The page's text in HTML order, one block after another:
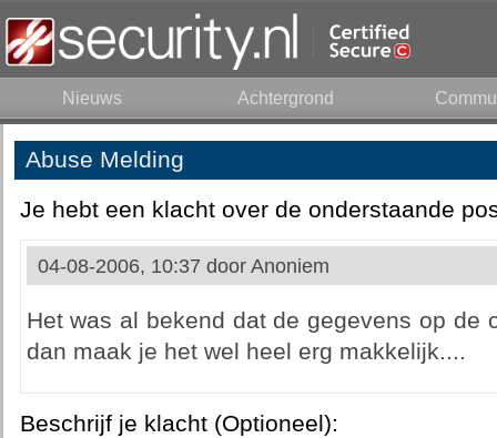
Nieuws Achtergrond
Abuse Melding
Je hebt een klacht over de onderstaande
04-08-2006, 10:37 door Anoniem
Het was al bekend dat de gegevens op de
dan maak je het wel heel erg makkelijk....
Beschrijf je klacht (Optioneel):